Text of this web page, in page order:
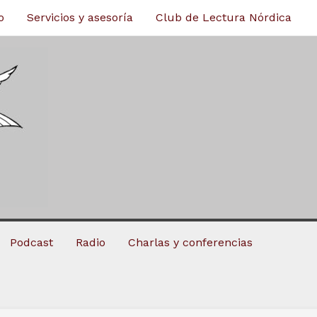
Servicios y asesoría Club de Lectura Nórdica
Podcast Radio Charlas y conferencias